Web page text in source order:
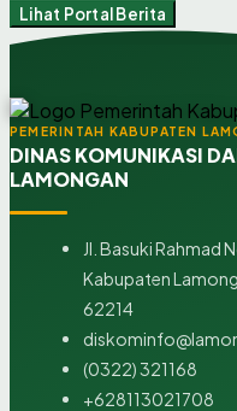
Lihat Portal Berita
PEMERINTAH KABUPATEN
DINAS KOMUNIKASI
LAMONGAN
Jl. Basuki Rahmad
Kabupaten
62214
(0322) 321168
+628113021708